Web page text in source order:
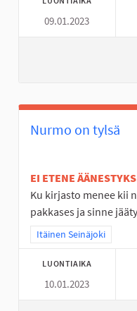
09.01.2023
Nurmo on tylsä
EI ETENE
Ku kirjasto menee kii
pakkases ja sinne
Rajaa tulokset teeman
Itäinen Seinäjoki
LUONTIAIKA
10.01.2023